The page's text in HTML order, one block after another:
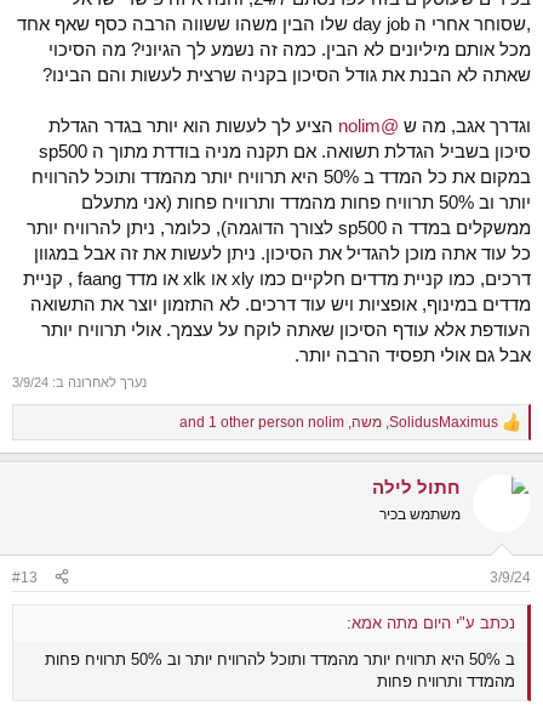
,שסוחר אחרי ה day job שלו הבין משהו ששווה הרבה כסף שאף אחד
מכל אותם מיליונים לא הבין. כמה זה נשמע לך הגיוני? מה הסיכוי
שאתה לא הבנת את גודל הסיכון בקניה שרצית לעשות והם הבינו?
וגדרך אגב, מה ש @nolim
הציע לך לעשות הוא יותר בגדר הגדלת
סיכון בשביל הגדלת תשואה. אם תקנה מניה בודדת מתוך ה sp500
במקום את כל המדד ב 50% היא תרוויח יותר מהמדד ותוכל להרוויח
יותר וב 50% תרוויח פחות מהמדד ותרוויח פחות (אני מתעלם
ממשקלים במדד ה sp500 לצורך הדוגמה), כלומר, ניתן להרוויח יותר
כל עוד אתה מוכן להגדיל את הסיכון. ניתן לעשות את זה אבל במגוון
דרכים, כמו קניית מדדים חלקיים כמו xly או xlk או מדד faang , קניית
מדדים במינוף, אופציות ויש עוד דרכים. לא התזמון יוצר את התשואה
העודפת אלא עודף הסיכון שאתה לוקח על עצמך. אולי תרוויח יותר
אבל גם אולי תפסיד הרבה יותר.
נערך לאחרונה ב: 3/9/24
R
e
c
s
:
SolidusMaximus
, משה,
nolim
חתול לילה
משתמש בכיר
3/9/24
#13
נכתב ע"י היום מתה אמא:
ב 50% היא תרוויח יותר מהמדד ותוכל להרוויח יותר וב 50% תרוויח פחות
מהמדד ותרוויח פחות